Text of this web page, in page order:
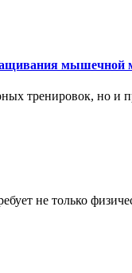
мышечной
тренировок, но и
не только